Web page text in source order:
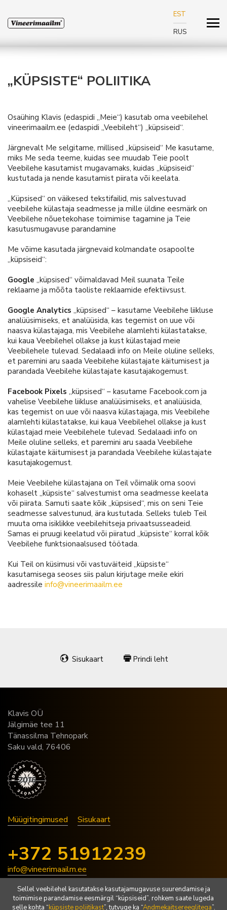
EST
RUS
„KÜPSISTE“ POLIITIKA
Osaühing Klavis (edaspidi „Meie“) kasutab oma veebilehel
vineerimaailm.ee (edaspidi „Veebileht“) „küpsiseid“.
Järgnevalt Me selgitame, millised „küpsiseid“ Me kasutame,
miks Me seda teeme, kuidas see muudab Teie poolt
Veebilehe kasutamist mugavamaks, kuidas „küpsiseid“
kustutada ja nende kasutamist piirata või keelata.
„Küpsised“ on väikesed tekstifailid, mis salvestuvad
veebilehe külastaja seadmesse ja mille üldine eesmärk on
Veebilehe nõuetekohase toimimise tagamine ja Teie
kasutusmugavuse parandamine
Me võime kasutada järgnevaid kolmandate osapoolte
„küpsiseid“:
Google „küpsised“ võimaldavad Meil suunata Teile
reklaame ja mõõta taoliste reklaamide efektiivsust.
Google Analytics „küpsised“ – kasutame Veebilehe liikluse
analüüsimiseks, et analüüsida, kas tegemist on uue või
naasva külastajaga, mis Veebilehe alamlehti külastatakse,
kui kaua Veebilehel ollakse ja kust külastajad meie
Veebilehele tulevad. Sedalaadi info on Meile oluline selleks,
et paremini aru saada Veebilehe külastajate käitumisest ja
parandada Veebilehe külastajate kasutajakogemust.
Facebook Pixels „küpsised“ – kasutame Facebook.com ja
vahelise Veebilehe liikluse analüüsimiseks, et analüüsida,
kas tegemist on uue või naasva külastajaga, mis Veebilehe
alamlehti külastatakse, kui kaua Veebilehel ollakse ja kust
külastajad meie Veebilehele tulevad. Sedalaadi info on
Meile oluline selleks, et paremini aru saada Veebilehe
külastajate käitumisest ja parandada Veebilehe külastajate
kasutajakogemust.
Meie Veebilehe külastajana on Teil võimalik oma soovi
kohaselt „küpsiste“ salvestumist oma seadmesse keelata
või piirata. Samuti saate kõik „küpsised“, mis on seni Teie
seadmesse salvestunud, ära kustutada. Selleks tuleb Teil
muuta oma isiklikke veebilehitseja privaatsusseadeid.
Samas ei pruugi keelatud või piiratud „küpsiste“ korral kõik
Veebilehe funktsionaalsused töötada.
Kui Teil on küsimusi või vastuväiteid „küpsiste“
kasutamisega seoses siis palun kirjutage meile ekiri
aadressile info@vineerimaailm.ee
Sisukaart Prindi leht
Klavis OÜ
Jälgimäe tee 11
Tänassilma Tehnopark
Saku vald, 76406
Müügitingimused Sisukaart
+372 51912239
info@vineerimaailm.ee
Copyright © 2026 | www.vineerimaailm.ee | Kõik õigused
Sellel veebilehel kasutatakse kasutajamugavuse suurendamise ja
toimimise parandamise eesmärgil “küpsiseid”, rohkem saate lugeda
selle kohta “küpsiste poliitikast”, tutvuge ka “Andmekaitsereeglitega”.